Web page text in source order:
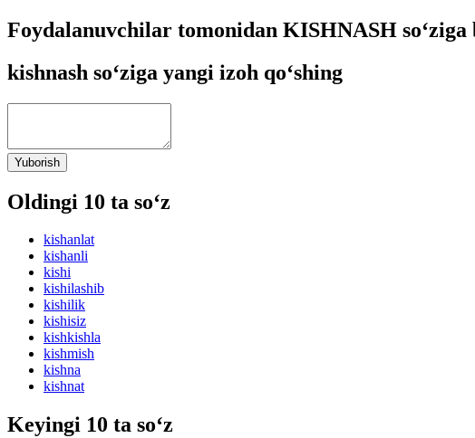
Foydalanuvchilar tomonidan KISHNASH so‘ziga
kishnash so‘ziga yangi izoh qo‘shing
Yuborish
Oldingi 10 ta so‘z
kishanlat
kishanli
kishi
kishilashib
kishilik
kishisiz
kishkishla
kishmish
kishna
kishnat
Keyingi 10 ta so‘z